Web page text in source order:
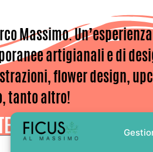
DI ROMA
Massimo.
artigianali e di
flower design,
tanto altro!